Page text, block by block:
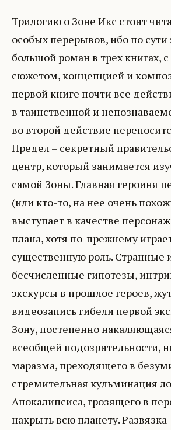
Трилогию о Зоне Икс стоит
особых перерывов, ибо по сути
большой роман в трех книгах,
сюжетом, концепцией и
первой книге почти все
в таинственной и
во второй действие
Предел – секретный
центр, который занимается
самой Зоны. Главная героиня
(или кто-то, на нее очень
выступает в качестве
плана, хотя по-прежнему
существенную роль. Странные
бесчисленные гипотезы,
экскурсы в прошлое героев,
видеозапись гибели первой
Зону, постепенно
всеобщей подозрительности,
маразма, преходящего в
стремительная кульминация
Апокалипсиса, грозящего в
накрыть всю планету.